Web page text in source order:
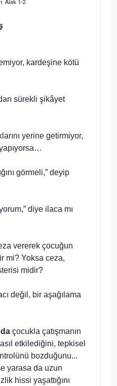
Alak 1-2
kardeşine kötü
sürekli şikâyet
yerine getirmiyor,
görmeli,” deyip
diye ilaca mı
vererek çocuğun
mi? Yoksa ceza,
midir?
değil, bir aşağılama
çocukla çatışmanın
etkilediğini, tepkisel
bozduğunu...
yarasa da uzun
hissi yaşattığını